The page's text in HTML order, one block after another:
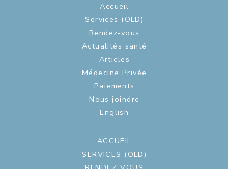
Accueil
Services (OLD)
Rendez-vous
Actualités santé
Articles
Médecine Privée
Paiements
Nous joindre
English
ACCUEIL
SERVICES (OLD)